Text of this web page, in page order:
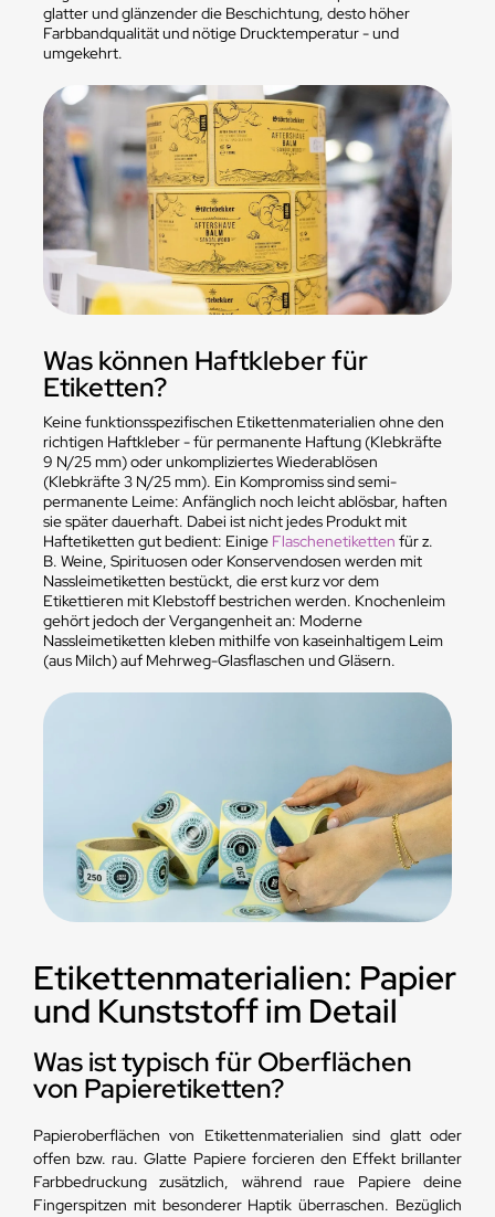
glatter und glänzender die Beschichtung, desto höher
Farbbandqualität und nötige Drucktemperatur - und
umgekehrt.
Was können Haftkleber für
Etiketten?
Keine funktionsspezifischen Etikettenmaterialien ohne den
richtigen Haftkleber - für permanente Haftung (Klebkräfte
9 N/25 mm) oder unkompliziertes Wiederablösen
(Klebkräfte 3 N/25 mm). Ein Kompromiss sind semi-
permanente Leime: Anfänglich noch leicht ablösbar, haften
sie später dauerhaft. Dabei ist nicht jedes Produkt mit
Haftetiketten gut bedient: Einige Flaschenetiketten für z.
B. Weine, Spirituosen oder Konservendosen werden mit
Nassleimetiketten bestückt, die erst kurz vor dem
Etikettieren mit Klebstoff bestrichen werden. Knochenleim
gehört jedoch der Vergangenheit an: Moderne
Nassleimetiketten kleben mithilfe von kaseinhaltigem Leim
(aus Milch) auf Mehrweg-Glasflaschen und Gläsern.
Etikettenmaterialien: Papier
und Kunststoff im Detail
Was ist typisch für Oberflächen
von Papieretiketten?
Papieroberflächen von Etikettenmaterialien sind glatt oder
offen bzw. rau. Glatte Papiere forcieren den Effekt brillanter
Farbbedruckung zusätzlich, während raue Papiere deine
Fingerspitzen mit besonderer Haptik überraschen. Bezüglich